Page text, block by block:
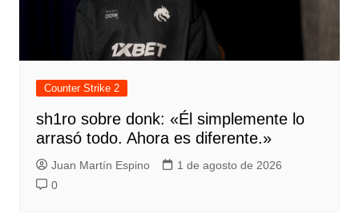
Counter Strike 2
sh1ro sobre donk: «Él simplemente lo
arrasó todo. Ahora es diferente.»
Juan Martín Espino
1 de agosto de 2026
0